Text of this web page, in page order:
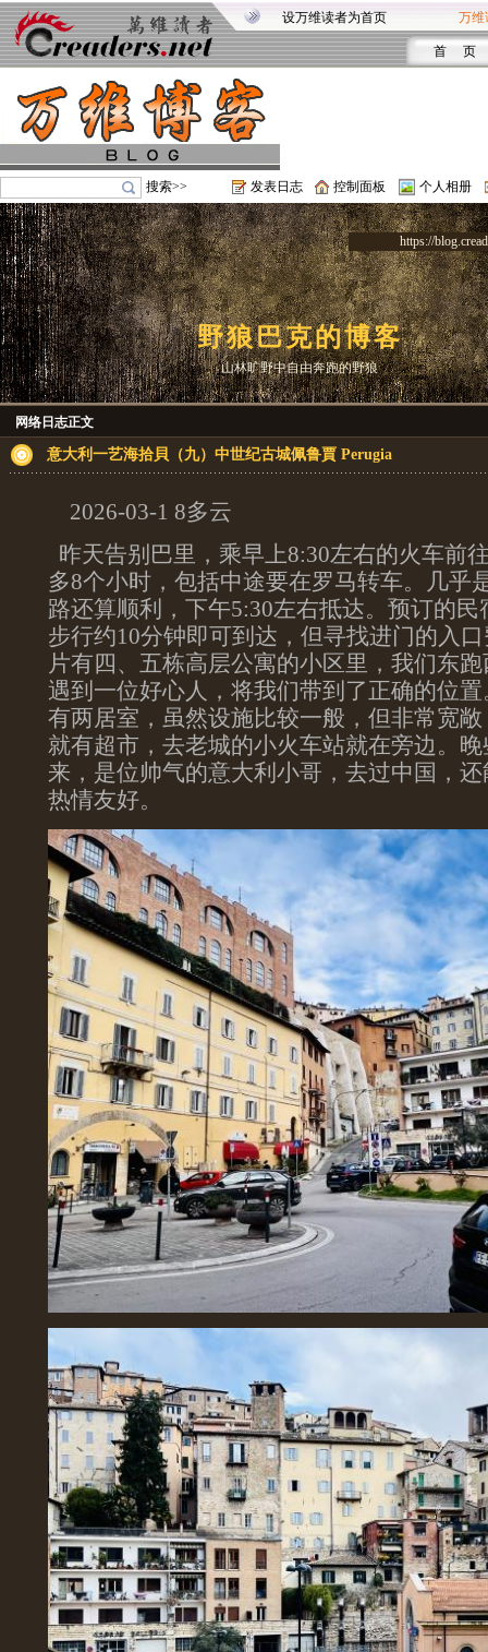
设万维读者为首页 万维
首 页
搜索>> 发表日志 控制面板 个人相册
https://
野狼巴克的博客
山林旷野中自由奔跑的野狼
网络日志正文
意大利一艺海拾貝（九）中世纪古城佩鲁賈 Perugia
2026-03-1 8多云
昨天告别巴里，乘早上8:30左右的火车前
多8个小时，包括中途要在罗马转车。几乎
路还算顺利，下午5:30左右抵达。预订的
步行约10分钟即可到达，但寻找进门的入
片有四、五栋高层公寓的小区里，我们东
遇到一位好心人，将我们带到了正确的位
有两居室，虽然设施比较一般，但非常宽
就有超市，去老城的小火车站就在旁边。
来，是位帅气的意大利小哥，去过中国，
热情友好。